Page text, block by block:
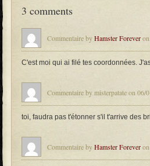
3 comments
Commentaire byHamster Forever
C'est moi qui ai filé tes coordonnées.
Commentaire by misterpatate on 06/
toi, faudra pas t'étonner s'il t'arrive des
Commentaire byHamster Forever